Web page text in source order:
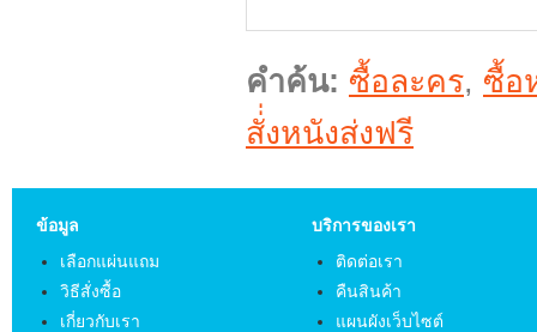
คำค้น: ซื้อละคร, ซื้อ
สั่่งหนังส่งฟรี
ข้อมูล
เลือกแผ่นแถม
วิธีสั่งซื้อ
เกี่ยวกับเรา
บริการของเรา
ติดต่อเรา
คืนสินค้า
แผนผังเว็บไซต์